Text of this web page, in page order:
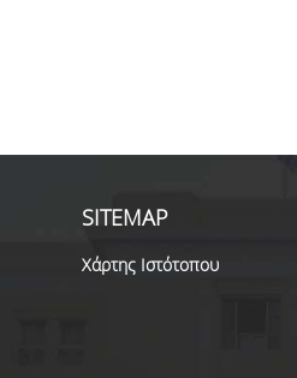
SITEMAP
Χάρτης Ιστότοπου